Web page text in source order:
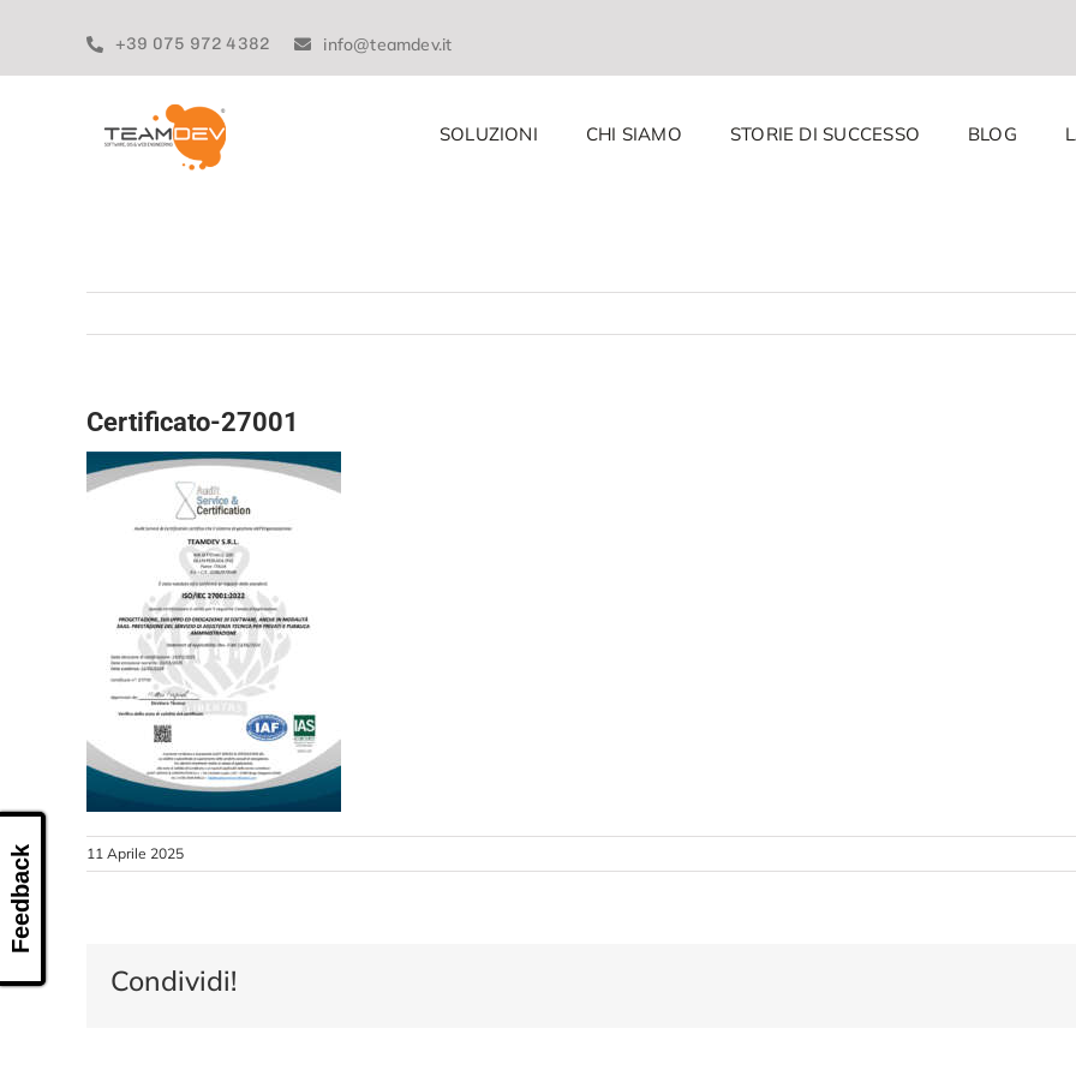
content
+39 075 972 4382 info@teamdev.it
SOLUZIONI CHI SIAMO STORIE DI SUCCESSO BLOG
Certificato-27001
11 Aprile 2025
Condividi!
Feedback